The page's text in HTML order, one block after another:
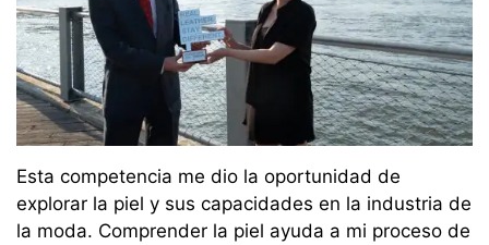
Esta competencia me dio la oportunidad de
explorar la piel y sus capacidades en la industria de
la moda. Comprender la piel ayuda a mi proceso de